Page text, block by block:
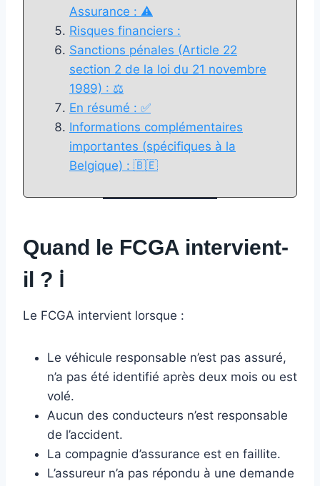
Assurance : ⚠️
Risques financiers :
Sanctions pénales (Article 22
section 2 de la loi du 21 novembre
1989) : ⚖️
En résumé : ✅
Informations complémentaires
importantes (spécifiques à la
Belgique) : 🇧🇪
Quand le FCGA intervient-
il ? ℹ️
Le FCGA intervient lorsque :
Le véhicule responsable n’est pas assuré,
n’a pas été identifié après deux mois ou est
volé.
Aucun des conducteurs n’est responsable
de l’accident.
La compagnie d’assurance est en faillite.
L’assureur n’a pas répondu à une demande